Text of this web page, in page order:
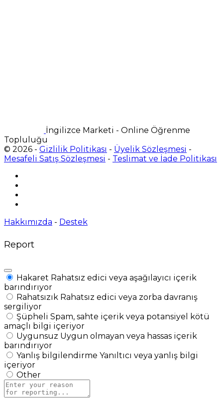
İngilizce Marketi - Online Öğrenme
Topluluğu
© 2026 - Gizlilik Politikası - Üyelik Sözleşmesi -
Mesafeli Satış Sözleşmesi - Teslimat ve İade Politikası
Hakkımızda - Destek
Report
Hakaret Rahatsız edici veya aşağılayıcı içerik
barındırıyor
Rahatsızık Rahatsız edici veya zorba davranış
sergiliyor
Şüpheli Spam, sahte içerik veya potansiyel kötü
amaçlı bilgi içeriyor
Uygunsuz Uygun olmayan veya hassas içerik
barındırıyor
Yanlış bilgilendirme Yanıltıcı veya yanlış bilgi
içeriyor
Other
Report
note